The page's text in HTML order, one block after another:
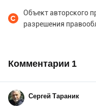
Объект авторского
разрешения
Комментарии 1
Сергей Тараник